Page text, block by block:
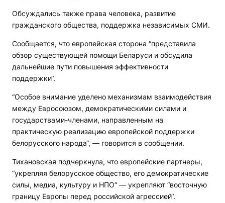
Обсуждались также права человека, развитие
гражданского общества, поддержка независимых СМИ.
Сообщается, что европейская сторона “представила
обзор существующей помощи Беларуси и обсудила
дальнейшие пути повышения эффективности
поддержки“.
“Особое внимание уделено механизмам взаимодействия
между Евросоюзом, демократическими силами и
государствами-членами, направленным на
практическую реализацию европейской поддержки
белорусского народа“, — говорится в сообщении.
Тихановская подчеркнула, что европейские партнеры,
“укрепляя белорусское общество, его демократические
силы, медиа, культуру и НПО“ — укрепляют “восточную
границу Европы перед российской агрессией“.